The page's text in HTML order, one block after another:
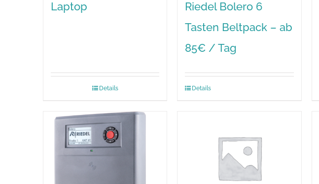
Laptop
Details
Riedel Bolero 6
Tasten Beltpack – ab
85€ / Tag
Details